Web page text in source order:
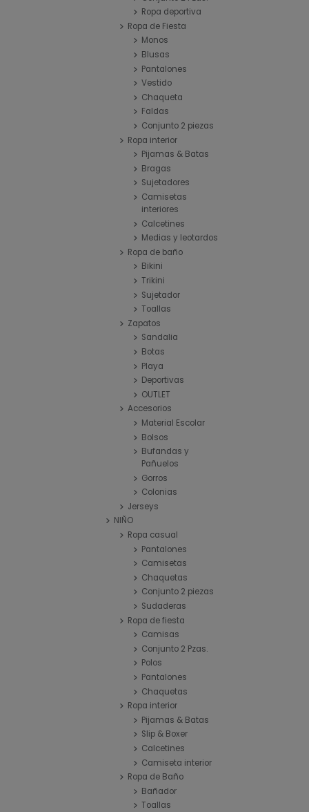
Ropa deportiva
Ropa de Fiesta
Monos
Blusas
Pantalones
Vestido
Chaqueta
Faldas
Conjunto 2 piezas
Ropa interior
Pijamas & Batas
Bragas
Sujetadores
Camisetas
interiores
Calcetines
Medias y leotardos
Ropa de baño
Bikini
Trikini
Sujetador
Toallas
Zapatos
Sandalia
Botas
Playa
Deportivas
OUTLET
Accesorios
Material Escolar
Bolsos
Bufandas y
Pañuelos
Gorros
Colonias
Jerseys
NIÑO
Ropa casual
Pantalones
Camisetas
Chaquetas
Conjunto 2 piezas
Sudaderas
Ropa de fiesta
Camisas
Conjunto 2 Pzas.
Polos
Pantalones
Chaquetas
Ropa interior
Pijamas & Batas
Slip & Boxer
Calcetines
Camiseta interior
Ropa de Baño
Bañador
Toallas